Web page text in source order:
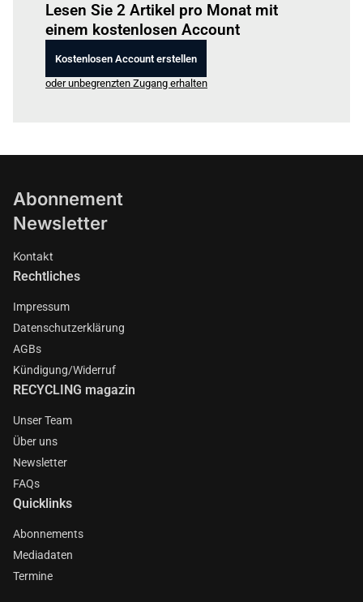
Lesen Sie 2 Artikel pro Monat mit
einem kostenlosen Account
Kostenlosen Account erstellen
oder unbegrenzten Zugang erhalten
Abonnement
Newsletter
Kontakt
Rechtliches
Impressum
Datenschutzerklärung
AGBs
Kündigung/Widerruf
RECYCLING magazin
Unser Team
Über uns
Newsletter
FAQs
Quicklinks
Abonnements
Mediadaten
Termine